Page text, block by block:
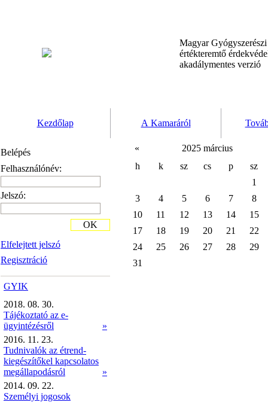
Magyar
értékteremtő
akadálymentes verzió
Kezdőlap A Kamaráról
Belépés
Felhasználónév:
Jelszó:
Elfelejtett jelszó
Regisztráció
OK
GYIK
2018. 08. 30.
Tájékoztató az e-
ügyintézésről
»
2016. 11. 23.
Tudnivalók az étrend-
kiegészítőkel kapcsolatos
megállapodásról
»
2014. 09. 22.
Személyi jogosok
«
2025 március
h
k sz cs p
sz
1
3
4 5 6 7
8
10
11 12 13 14
15
17
18 19 20 21
22
24
25 26 27 28
29
31